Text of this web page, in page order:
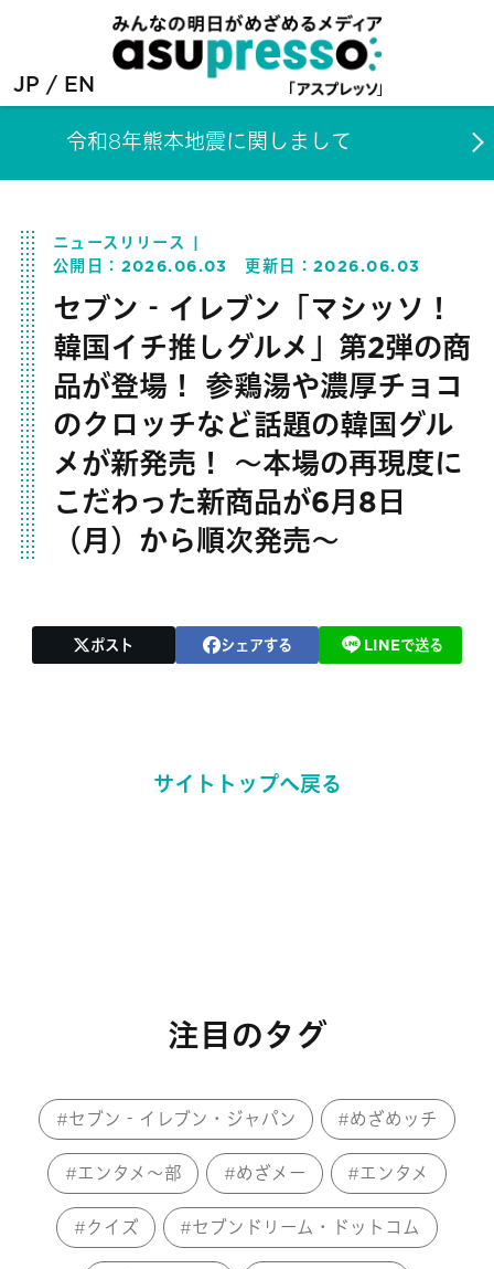
JP EN
令和8年熊本地震に関しまして
ニュースリリース
公開日： 2026.06.03 更新日：2026.06.03
セブン‐イレブン「マシッソ！
韓国イチ推しグルメ」第2弾の商
品が登場！ 参鶏湯や濃厚チョコ
のクロッチなど話題の韓国グル
メが新発売！ ～本場の再現度に
こだわった新商品が6月8日
（月）から順次発売〜
ポスト シェアする LINEで送る
サイトトップへ戻る
注目のタグ
セブン‐イレブン・ジャパン めざめッチ
エンタメ～部 めざメー エンタメ
クイズ セブンドリーム・ドットコム